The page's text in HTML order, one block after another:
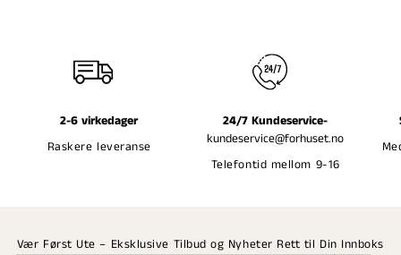
2-6 virkedager
Raskere leveranse
24/7 Kundeservice-
kundeservice@forhuset.no
Telefontid mellom 9-16
Vær Først Ute – Eksklusive Tilbud og Nyheter Rett til Din Innboks